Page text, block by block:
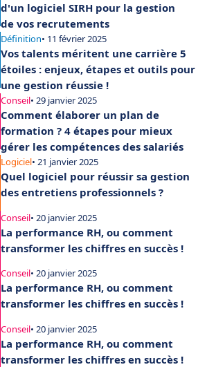
d'un logiciel SIRH pour la gestion
de vos recrutements
Définition• 11 février 2025
Vos talents méritent une carrière 5
étoiles : enjeux, étapes et outils pour
une gestion réussie !
Conseil• 29 janvier 2025
Comment élaborer un plan de
formation ? 4 étapes pour mieux
gérer les compétences des salariés
Logiciel• 21 janvier 2025
Quel logiciel pour réussir sa gestion
des entretiens professionnels ?
Conseil• 20 janvier 2025
La performance RH, ou comment
transformer les chiffres en succès !
Conseil• 20 janvier 2025
La performance RH, ou comment
transformer les chiffres en succès !
Conseil• 20 janvier 2025
La performance RH, ou comment
transformer les chiffres en succès !